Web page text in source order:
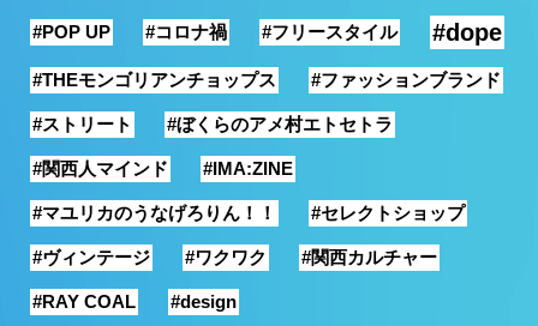
#POP UP #コロナ禍 #フリースタイル #dope
#THEモンゴリアンチョップス #ファッションブランド
#ストリート #ぼくらのアメ村エトセトラ
#関西人マインド #IMA:ZINE
#マユリカのうなげろりん！！ #セレクトショップ
#ヴィンテージ #ワクワク #関西カルチャー
#RAY COAL #design